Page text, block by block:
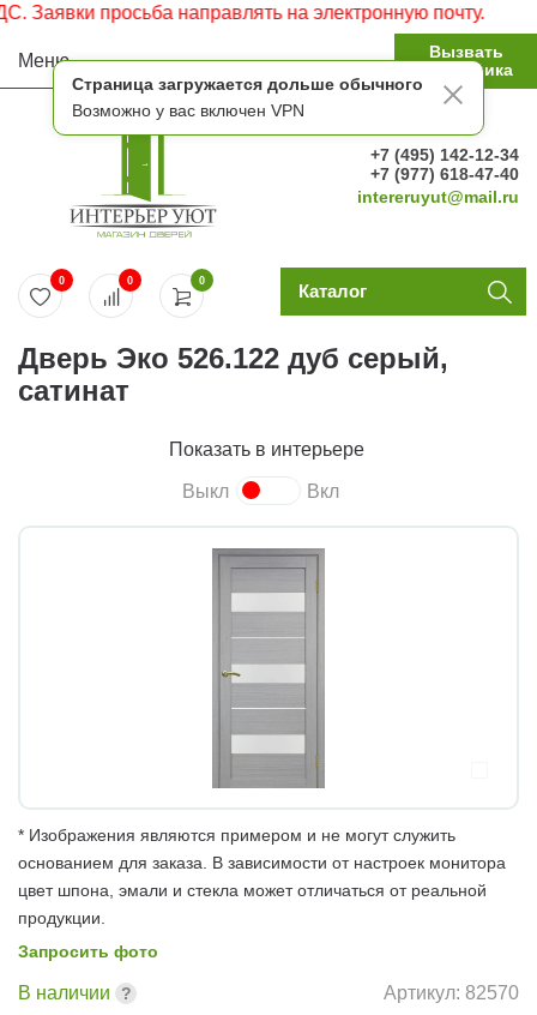
Страница загружается дольше обычного
Возможно у вас включен VPN
просьба направлять на электронную почту.
Меню
Вызвать
замерщика
+7 (495) 142-12-34
+7 (977) 618-47-40
intereruyut@mail.ru
0
0 0 Каталог
Дверь Эко 526.122 дуб серый,
сатинат
Показать в интерьере
Выкл Вкл
* Изображения являются примером и не могут служить
основанием для заказа. В зависимости от настроек монитора
цвет шпона, эмали и стекла может отличаться от реальной
продукции.
Запросить фото
В наличии Артикул: 82570